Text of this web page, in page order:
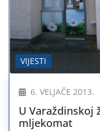
VIJESTI
6. VELJAČE 2013.
U Varaždinskoj
mljekomat